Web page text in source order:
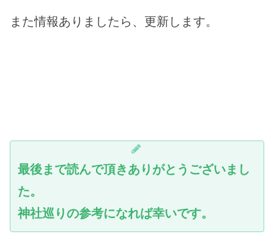
また情報ありましたら、更新します。
最後まで読んで頂きありがとうございまし
た。
神社巡りの参考になれば幸いです。